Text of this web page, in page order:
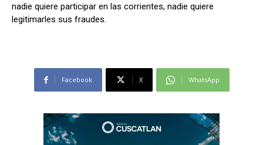
nadie quiere participar en las corrientes, nadie quiere
legitimarles sus fraudes.
Facebook X WhatsApp